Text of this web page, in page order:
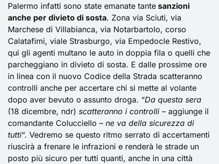
Palermo infatti sono state emanate tante sanzioni
anche per divieto di sosta. Zona via Sciuti, via
Marchese di Villabianca, via Notarbartolo, corso
Calatafimi, viale Strasburgo, via Empedocle Restivo,
qui gli agenti multano le auto in doppia fila o quelli che
parcheggiano in divieto di sosta. E dalle prossime ore
in linea con il nuovo Codice della Strada scatteranno
controlli anche per accertare chi si mette al volante
dopo aver bevuto o assunto droga. “Da questa sera
(18 dicembre, ndr) scatteranno i controlli – aggiunge il
comandante Colucciello – ne va della sicurezza di
tutti“. Vedremo se questo ritmo serrato di accertamenti
riuscirà a frenare le infrazioni e renderà le strade un
posto più sicuro per tutti quanti, anche in una città